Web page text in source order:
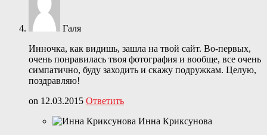
Галя
Инночка, как видишь, зашла на твой сайт. Во-первых,
очень понравилась твоя фотография и вообще, все очень
симпатично, буду заходить и скажу подружкам. Целую,
поздравляю!
on 12.03.2015 Ответить
Инна Криксунова